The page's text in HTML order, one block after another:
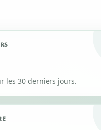
les 30 derniers jours.